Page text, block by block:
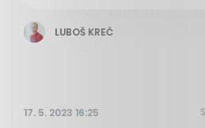
LUBOŠ KREČ
17. 5. 2023 16:25